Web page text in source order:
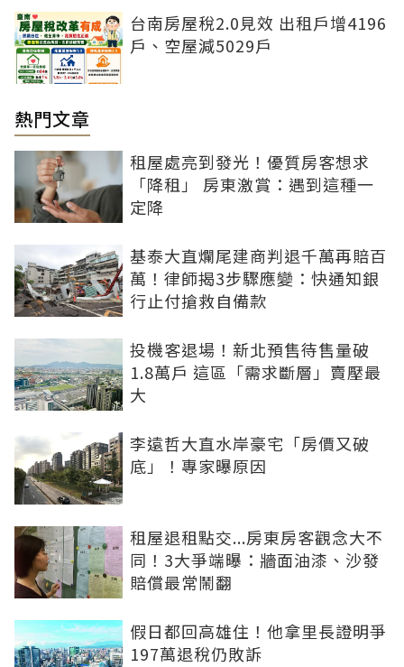
台南房屋稅2.0見效 出租戶增4196
戶、空屋減5029戶
熱門文章
租屋處亮到發光！優質房客想求
「降租」 房東激賞：遇到這種一
定降
基泰大直爛尾建商判退千萬再賠百
萬！律師揭3步驟應變：快通知銀
行止付搶救自備款
投機客退場！新北預售待售量破
1.8萬戶 這區「需求斷層」賣壓最
大
李遠哲大直水岸豪宅「房價又破
底」！專家曝原因
租屋退租點交...房東房客觀念大不
同！3大爭端曝：牆面油漆、沙發
賠償最常鬧翻
假日都回高雄住！他拿里長證明爭
197萬退稅仍敗訴